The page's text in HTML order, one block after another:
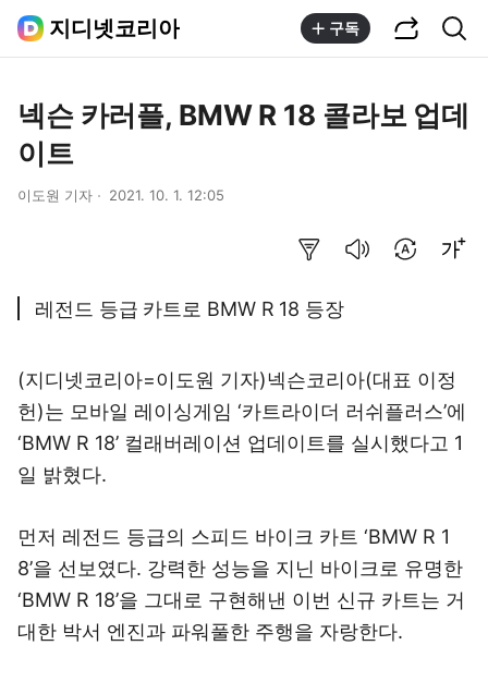
지디넷코리아 구독
넥슨 카러플, BMW R 18 콜라보 업데
이트
이도원 기자 2021. 10. 1. 12:05
레전드 등급 카트로 BMW R 18 등장
(지디넷코리아=이도원 기자)넥슨코리아(대표 이정
헌)는 모바일 레이싱게임 ‘카트라이더 러쉬플러스’에
‘BMW R 18’ 컬래버레이션 업데이트를 실시했다고 1
일 밝혔다.
먼저 레전드 등급의 스피드 바이크 카트 ‘BMW R 1
8’을 선보였다. 강력한 성능을 지닌 바이크로 유명한
‘BMW R 18’을 그대로 구현해낸 이번 신규 카트는 거
대한 박서 엔진과 파워풀한 주행을 자랑한다.